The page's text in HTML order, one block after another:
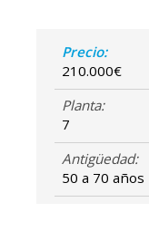
Precio:
210.000€
Planta:
7
Antigüedad:
50 a 70 años